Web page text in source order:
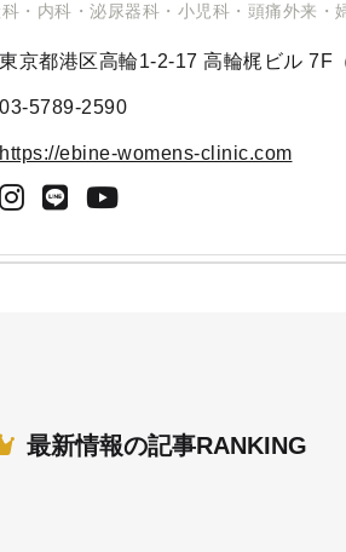
・内科・泌尿器科・小児科・頭痛外来・
東京都港区高輪1-2-17 高輪梶ビル 7F
03-5789-2590
https://ebine-womens-clinic.com
最新情報の記事RANKING